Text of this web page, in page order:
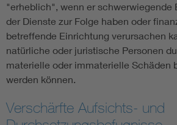
"erheblich", wenn er schwerwiegende
der Dienste zur Folge haben oder
betreffende Einrichtung verursachen
natürliche oder juristische Personen
materielle oder immaterielle Schäden
werden können.
Verschärfte Aufsichts- und